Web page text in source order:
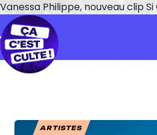
Vanessa Philippe, nouveau clip
ARTISTES